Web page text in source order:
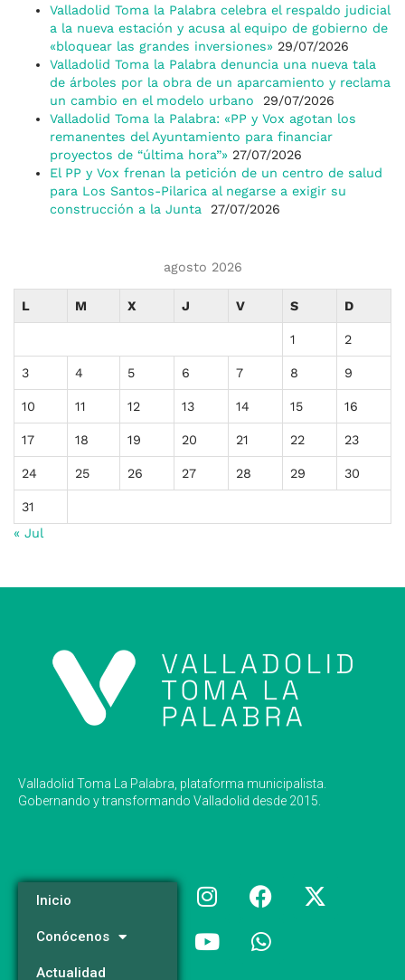
Valladolid Toma la Palabra celebra el respaldo judicial
a la nueva estación y acusa al equipo de gobierno de
«bloquear las grandes inversiones» 29/07/2026
Valladolid Toma la Palabra denuncia una nueva tala
de árboles por la obra de un aparcamiento y reclama
un cambio en el modelo urbano
29/07/2026
Valladolid Toma la Palabra: «PP y Vox agotan los
remanentes del Ayuntamiento para financiar
proyectos de “última hora”» 27/07/2026
El PP y Vox frenan la petición de un centro de salud
para Los Santos-Pilarica al negarse a exigir su
construcción a la Junta
27/07/2026
agosto 2026
L M X J V S D
1 2
3 4 5 6 7 8 9
10 11 12 13 14 15 16
17 18 19 20 21 22 23
24 25 26 27 28 29 30
31
« Jul
Valladolid Toma La Palabra, plataforma municipalista.
Gobernando y transformando Valladolid desde 2015.
Inicio
Conócenos
Actualidad